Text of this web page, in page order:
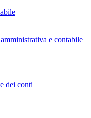
e contabile
dei conti